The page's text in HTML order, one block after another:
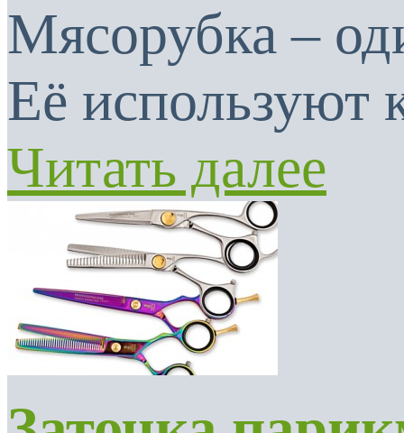
Мясорубка –
Её используют
Читать далее